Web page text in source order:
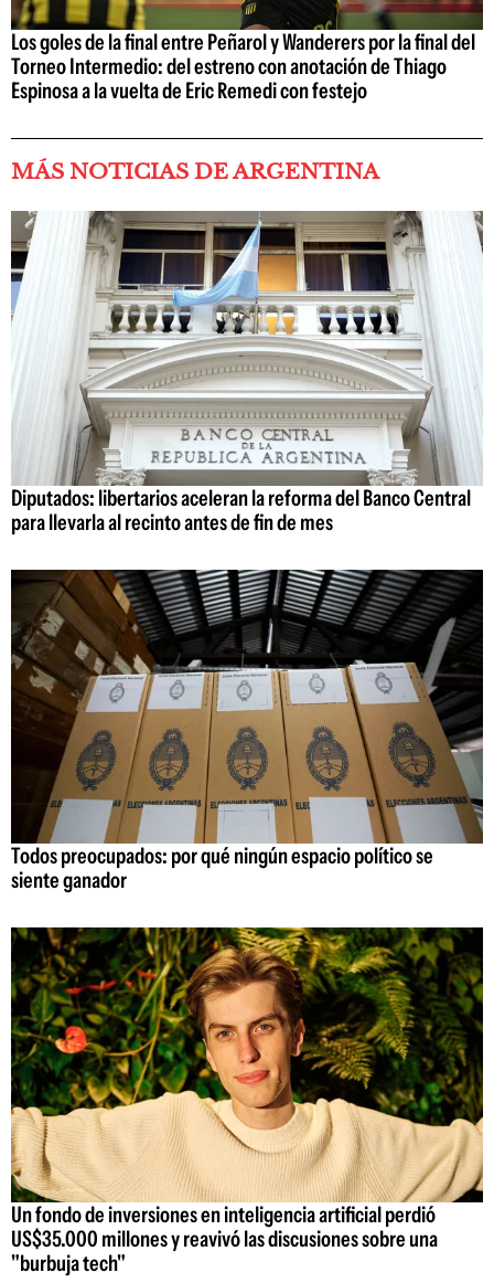
Los goles de la final entre Peñarol y Wanderers por la final del
Torneo Intermedio: del estreno con anotación de Thiago
Espinosa a la vuelta de Eric Remedi con festejo
MÁS NOTICIAS DE ARGENTINA
Diputados: libertarios aceleran la reforma del Banco Central
para llevarla al recinto antes de fin de mes
Todos preocupados: por qué ningún espacio político se
siente ganador
Un fondo de inversiones en inteligencia artificial perdió
US$35.000 millones y reavivó las discusiones sobre una
"burbuja tech"